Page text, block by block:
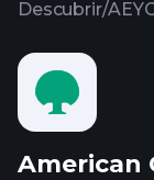
Descubrir/
American